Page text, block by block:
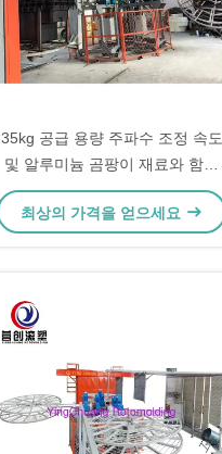
35kg 공급 용량 주파수 조정 속도
및 알루미늄 곰팡이 재료와 함께
회전 폼 머신
최상의 가격을 얻으세요